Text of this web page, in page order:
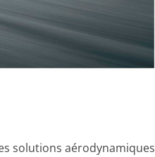
solutions aérodynamiques